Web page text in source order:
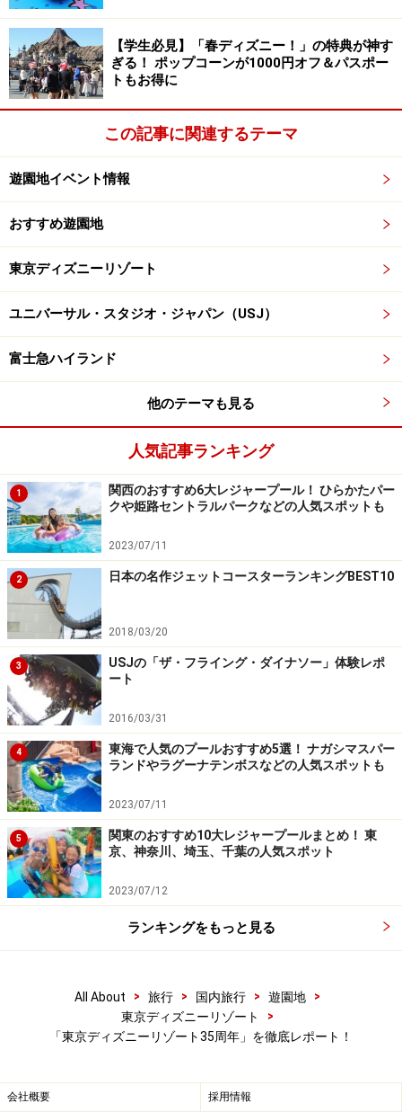
上の【1】～【6】をタップすれば、ご覧になりたい記事
に飛びますので、お好きなところからお読みください。
なお、【1】～【5】は特に示していない場合、東京ディ
ズニーランドの情報です。
【1】昼のパレード「ドリーミング・アッ
プ！」全フロート紹介
35周年一番のおすすめは、新しくなった昼のパレードで
す。ミッキーマウスとディズニーの仲間たちが“夢の世
からこそ感動できる気がします。
では今回は、5つのユニット、全13フロートをすべて紹
【場所】パレードルート（停止はなし）
【上演】1日1～2回（約45分）
ユニット1：夢の世界への入口
パレードのホスト役であるミッキーマウスが登場。
上下に動く船に乗ったミッキーマウスとプルート
ユニット2：笑顔があふれる楽しい夢の世界
遊び心と楽しさあふれる3つのフロートが続きます。フ
ロートとフロートの間を歩くキャラクターも愉快。
お茶会のポットをのせた魔法のほうきにグーフィーが
『ふしぎの国のアリス』に出てくるトゥイードルディー＆ト
ゥイードルダムの双子がフロート間にやってきます
『ふしぎの国のアリス』のチェシャ猫が大接近
アリスが迷い込んだふしぎの国でのお茶会をテーマにしたフ
【学生必見】「春ディズニー！」の特典が神す
ぎる！ ポップコーンが1000円オフ＆パスポー
トもお得に
この記事に関連するテーマ
遊園地イベント情報
おすすめ遊園地
東京ディズニーリゾート
ユニバーサル・スタジオ・ジャパン（USJ）
富士急ハイランド
他のテーマも見る
人気記事ランキング
1
関西のおすすめ6大レジャープール！ ひらかたパー
クや姫路セントラルパークなどの人気スポットも
2023/07/11
2 日本の名作ジェットコースターランキングBEST10
2018/03/20
3
USJの「ザ・フライング・ダイナソー」体験レポ
ート
2016/03/31
4
東海で人気のプールおすすめ5選！ ナガシマスパー
ランドやラグーナテンボスなどの人気スポットも
2023/07/11
5
関東のおすすめ10大レジャープールまとめ！ 東
京、神奈川、埼玉、千葉の人気スポット
2023/07/12
ランキングをもっと見る
All About > 旅行 > 国内旅行 > 遊園地
>
東京ディズニーリゾート
>
「東京ディズニーリゾート35周年」を徹底レポート！
会社概要 採用情報